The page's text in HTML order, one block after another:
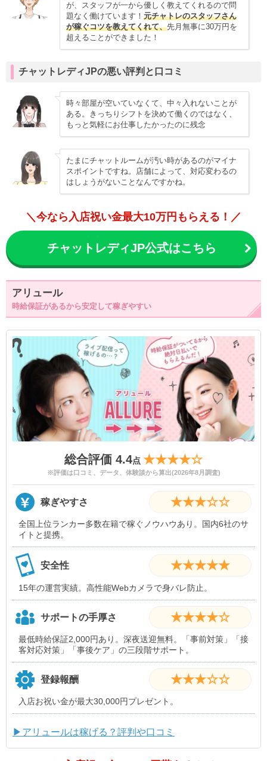
が、スタッフが一から優しく教えてくれるので問
題なく働けています！ 元チャトレのスタッフさん
が稼ぐコツを教えてくれて、先月無事に30万円を
超えることができました！
チャットレディJPの悪い評判と口コミ
時々部屋が空いていなくて、中々入れないことが
ある。きっちりシフトを決めて働くのではなく、
もっと気軽にお仕事したかったのに残念
たまにチャットルームが汚い時があるのがマイナ
スポイントですね。店舗によって、対応変わるの
はしょうがないことなんですかね。
＼今なら入店祝い金最大10万円もらえる！／
チャットレディJP公式はこちら
アリュール
時給保証があるから安定して稼ぎやすい
総合評価 4.4点 ★★★★☆
※評価は口コミ、データ、体験談から算出(2026年8月調査)
稼ぎやすさ ★★★☆☆
全国上位ランカー多数在籍で稼ぐノウハウあり。国内6社のサ
イトと提携。
安全性 ★★★★★
15年の運営実績。高性能Webカメラで身バレ防止。
サポートの手厚さ ★★★★☆
最低時給保証2,000円あり。深夜送迎無料。「事前対策」「接
客対応対策」「事後ケア」の三段階サポート。
登録報酬 ★★★☆☆
入店お祝い金が最大30,000円プレゼント。
▶アリュールは稼げる？評判や口コミ